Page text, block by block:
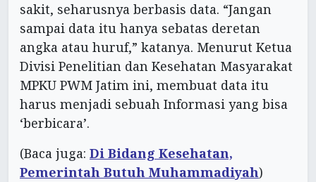
sakit, seharusnya berbasis data. “Jangan
sampai data itu hanya sebatas deretan
angka atau huruf,” katanya. Menurut Ketua
Divisi Penelitian dan Kesehatan Masyarakat
MPKU PWM Jatim ini, membuat data itu
harus menjadi sebuah Informasi yang bisa
‘berbicara’.
(Baca juga: Di Bidang Kesehatan,
Pemerintah Butuh Muhammadiyah)